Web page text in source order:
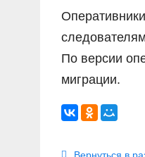
По версии
миграции.
Вернуться в